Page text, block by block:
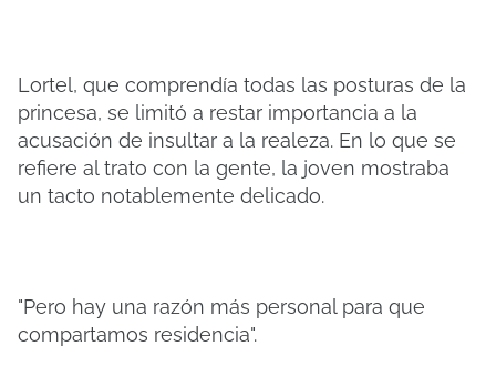
Lortel, que comprendía todas las posturas de la
princesa, se limitó a restar importancia a la
acusación de insultar a la realeza. En lo que se
refiere al trato con la gente, la joven mostraba
un tacto notablemente delicado.
"Pero hay una razón más personal para que
compartamos residencia".